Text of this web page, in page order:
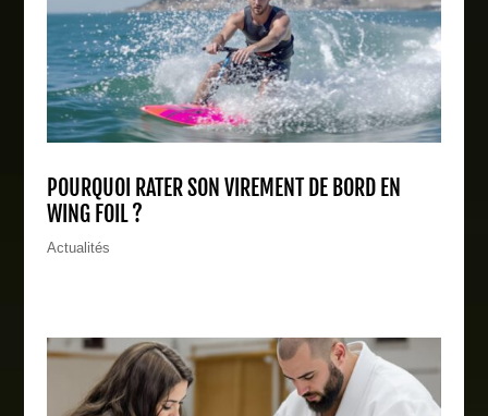
POURQUOI RATER SON VIREMENT DE BORD EN
WING FOIL ?
Actualités